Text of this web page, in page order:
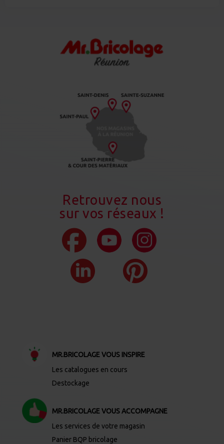
Retrouvez nous
sur vos réseaux !
MR.BRICOLAGE VOUS INSPIRE
Les catalogues en cours
Destockage
MR.BRICOLAGE VOUS ACCOMPAGNE
Les services de votre magasin
Panier BQP bricolage